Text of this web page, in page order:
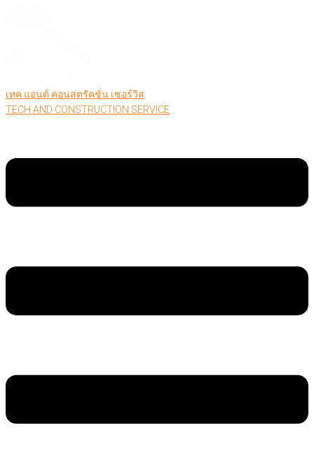
เทค แอนด์ คอนสตรัคชั่น เซอร์วิส
TECH AND CONSTRUCTION SERVICE